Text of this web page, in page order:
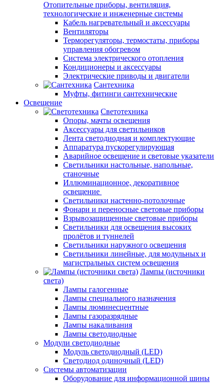
Отопительные приборы, вентиляция,
технологические и инженерные системы
Кабель нагревательный и аксессуары
Вентиляторы
Терморегуляторы, термостаты, приборы
управления обогревом
Система электрического отопления
Кондиционеры и аксессуары
Электрические приводы и двигатели
Сантехника
Муфты, фитинги сантехнические
Освещение
Светотехника
Опоры, мачты освещения
Аксессуары для светильников
Лента светодиодная и комплектующие
Аппаратура пускорегулирующая
Аварийное освещение и световые указатели
Светильники настольные, напольные,
станочные
Иллюминационное, декоративное
освещение
Светильники настенно-потолочные
Фонари и переносные световые приборы
Взрывозащищенные световые приборы
Светильники для освещения высоких
пролётов и туннелей
Светильники наружного освещения
Светильники линейные, для модульных и
магистральных систем освещения
Лампы (источники
света)
Лампы галогенные
Лампы специального назначения
Лампы люминесцентные
Лампы газоразрядные
Лампы накаливания
Лампы светодиодные
Модули светодиодные
Модуль светодиодный (LED)
Светодиод одиночный (LED)
Системы автоматизации
Оборудование для информационной шины